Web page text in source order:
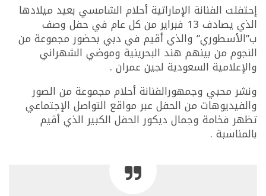
إحتفلت الفنانة الإماراتية أحلام الشامسي بعيد ميلادها
الذي يصادف 13 فبراير من كل عام في حفل وصف
ب”الأسطوري” والذي أقيم في دبي بحضور مجموعة من
النجوم من بينهم هند البحرينية وموضي الشهراني
والإعلامية السعودية لجين عمران .
ونشر محبي وجمهورالفنانة أحلام مجموعة من الصور
والفيديوهات من الحفل عبر مواقع التواصل الإجتماعي
تظهر فخامة وجمال ديكور الحفل الكبير الذي أقيم
بالمناسبة .